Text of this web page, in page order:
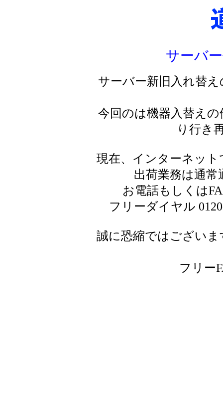
サーバ
サーバー新旧入れ替
今回のは機器入替え
り行き
現在、インターネッ
出荷業務は通
お電話もしくは
フリーダイヤル
誠に恐縮ではござい
フリー